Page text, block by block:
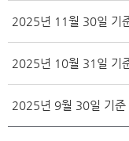
2025년 11월 30일 기
2025년 10월 31일 기
2025년 9월 30일 기준